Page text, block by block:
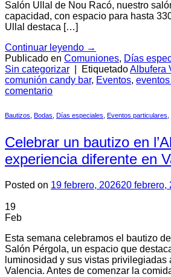
Salón Ullal de Nou Racó, nuestro
capacidad, con espacio para hasta
Ullal destaca […]
Continuar leyendo →
Publicado en Comuniones, Días
Sin categorizar
EtiquetadoAlbufera
comunión candy bar, Eventos,
comentario
Bautizos Bodas Días especiales Eventos particulares
Celebrar un bautizo en
experiencia diferente en
Posted on 19 febrero, 202620 febrero,
19
Feb
Esta semana celebramos el bautizo
Salón Pérgola, un espacio que
luminosidad y sus vistas privilegiadas
Valencia. Antes de comenzar la